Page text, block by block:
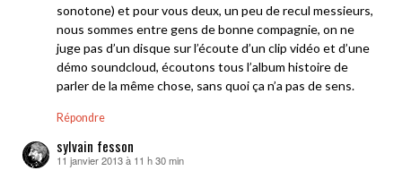
sonotone) et pour vous deux, un peu de recul messieurs,
nous sommes entre gens de bonne compagnie, on ne
juge pas d’un disque sur l’écoute d’un clip vidéo et d’une
démo soundcloud, écoutons tous l’album histoire de
parler de la même chose, sans quoi ça n’a pas de sens.
Répondre
sylvain fesson
dit :
11 janvier 2013 à 11 h 30 min